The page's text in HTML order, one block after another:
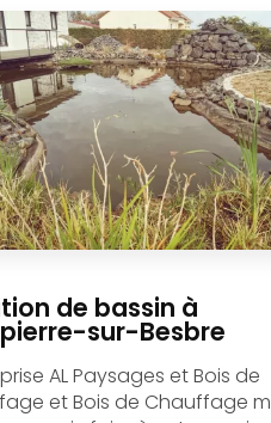
transformer votre jardin en
piscine est installée
confort et durabilité
de plaisir.